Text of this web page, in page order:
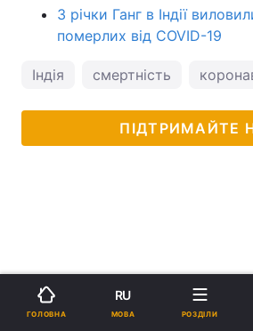
З річки Ганг в Індії
померлих від COVID-19
Індія смертність
ПІДТРИМАЙТЕ
ГОЛОВНА
RU
МОВА РОЗДІЛИ